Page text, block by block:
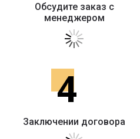
Обсудите заказ с
менеджером
4
Заключении договора